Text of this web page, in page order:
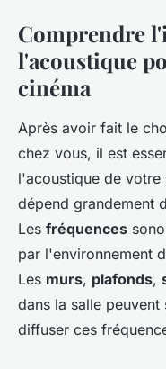
Comprendre
l'acoustique
cinéma
Après avoir fait le
chez vous, il est
l'acoustique de votre
dépend grandement
Les fréquences
par l'environnement
Les murs, plafonds,
dans la salle
diffuser ces